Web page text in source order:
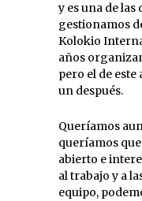
y es una de las
gestionamos
Kolokio
años
pero el de
un después.
Queríamos
queríamos
abierto e
al trabajo y a
equipo,